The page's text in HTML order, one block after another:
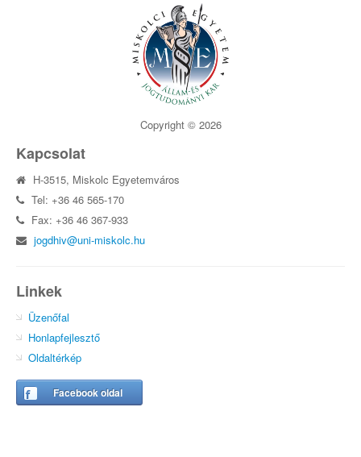
Copyright © 2026
Kapcsolat
H-3515, Miskolc Egyetemváros
Tel: +36 46 565-170
Fax: +36 46 367-933
jogdhiv@uni-miskolc.hu
Linkek
Üzenőfal
Honlapfejlesztő
Oldaltérkép
Facebook oldal